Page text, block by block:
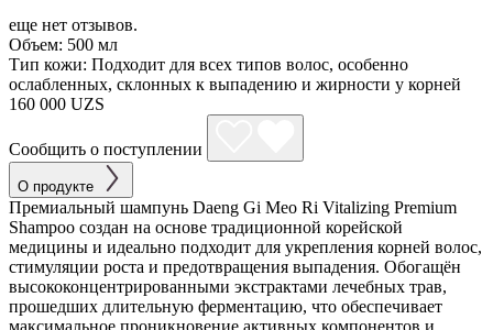
еще нет отзывов.
Объем: 500 мл
Тип кожи: Подходит для всех типов волос, особенно
ослабленных, склонных к выпадению и жирности у корней
160 000 UZS
Сообщить о поступлении
О продукте
Премиальный шампунь Daeng Gi Meo Ri Vitalizing Premium
Shampoo создан на основе традиционной корейской
медицины и идеально подходит для укрепления корней волос,
стимуляции роста и предотвращения выпадения. Обогащён
высококонцентрированными экстрактами лечебных трав,
прошедших длительную ферментацию, что обеспечивает
максимальное проникновение активных компонентов и